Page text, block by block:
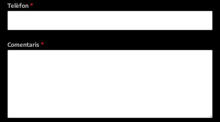
Telèfon *
Comentaris *